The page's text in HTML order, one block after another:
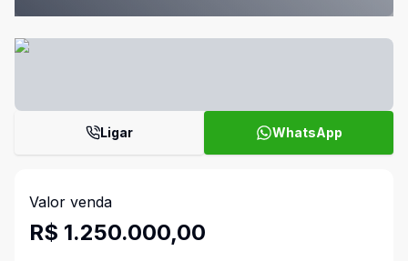
Ligar WhatsApp
Valor venda
R$ 1.250.000,00